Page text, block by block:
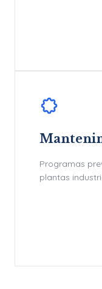
Programas
plantas